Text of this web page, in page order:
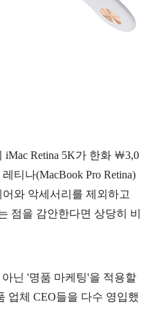
Retina 5K가 한화 ￦3,0
티나(MacBook Pro Retina)
와 악세서리를 제외하고
점을 감안한다면 상당히 비
닌 '명품 마케팅'을 적용할
업체 CEO들을 다수 영입했